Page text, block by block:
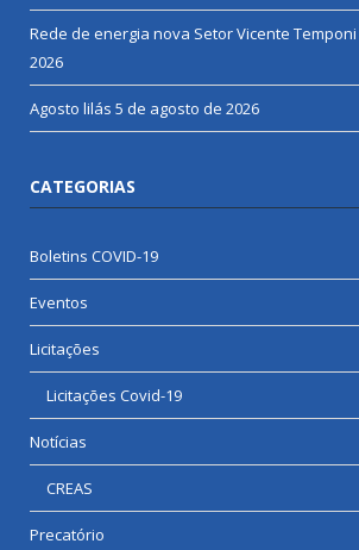
Rede de energia nova Setor Vicente Temponi
2026
Agosto lilás 5 de agosto de 2026
CATEGORIAS
Boletins COVID-19
Eventos
Licitações
Licitações Covid-19
Notícias
CREAS
Precatório